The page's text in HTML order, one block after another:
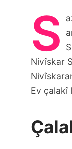
S
Nivîskar
Ev çalakî